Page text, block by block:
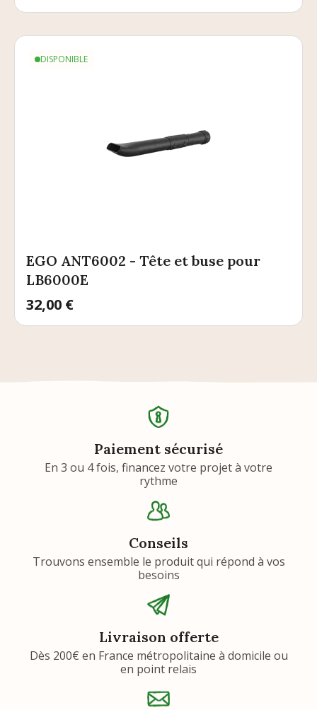
DISPONIBLE
EGO ANT6002 - Tête et buse pour
LB6000E
Prix
32,00 €
Paiement sécurisé
En 3 ou 4 fois, financez votre projet à votre
rythme
Conseils
Trouvons ensemble le produit qui répond à vos
besoins
Livraison offerte
Dès 200€ en France métropolitaine à domicile ou
en point relais